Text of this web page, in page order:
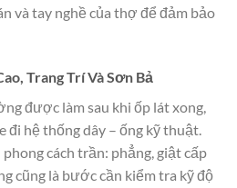
và tay nghề của thợ để đảm bảo
Trang Trí Và Sơn Bả
được làm sau khi ốp lát xong,
đi hệ thống dây – ống kỹ thuật.
cách trần: phẳng, giật cấp
cũng là bước cần kiểm tra kỹ độ